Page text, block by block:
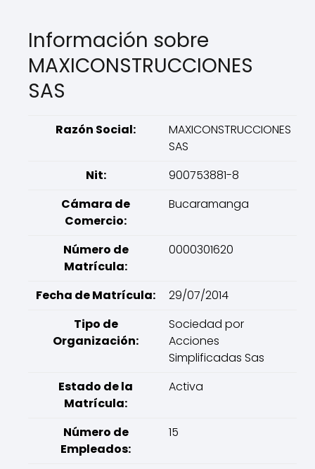
Información sobre
MAXICONSTRUCCIONES
SAS
Razón Social:
MAXICONSTRUCCIONES
SAS
Nit:
900753881-8
Cámara de
Comercio:
Bucaramanga
Número de
Matrícula:
0000301620
Fecha de Matrícula:
29/07/2014
Tipo de
Organización:
Sociedad por
Acciones
Simplificadas Sas
Estado de la
Matrícula:
Activa
Número de
Empleados:
15